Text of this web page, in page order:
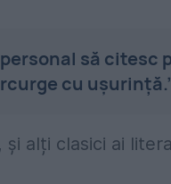
să
cu
și alți clasici ai